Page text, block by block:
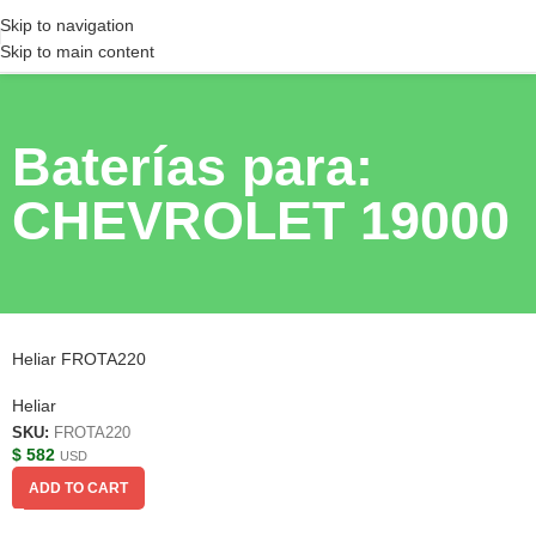
Skip to navigation
Skip to main content
Baterías para:
CHEVROLET 19000
Heliar FROTA220
Heliar
SKU: FROTA220
$ 582 USD
ADD TO CART